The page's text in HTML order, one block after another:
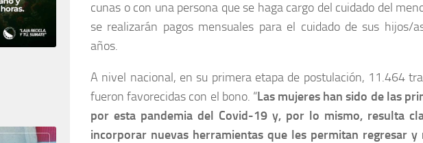
cunas o con una persona que se haga cargo del cuidado del
se realizarán pagos mensuales para el cuidado de sus hijos/
años.
A nivel nacional, en su primera etapa de postulación, 11.464
fueron favorecidas con el bono. “Las mujeres han sido de las
por esta pandemia del Covid-19 y, por lo mismo, resulta
incorporar nuevas herramientas que les permitan regresar y